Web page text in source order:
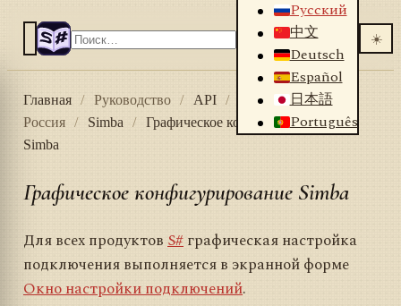
Русский
中文
Deutsch
Español
日本語
Português
☀️
Главная / Руководство / API / Коннекторы
/
Россия
/ Simba /
Графическое конфигурирование
Simba
Графическое конфигурирование Simba
Для всех продуктовS#графическая настройка
подключения выполняется в экранной форме
Окно настройки подключений.